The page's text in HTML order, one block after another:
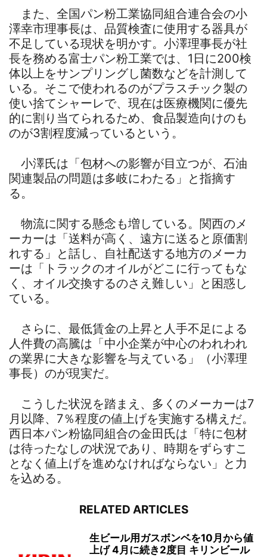
また、全国パン粉工業協同組合連合会の小
澤幸市理事長は、品質検査に使用する器具が
不足している現状を明かす。小澤理事長が社
長を務める富士パン粉工業では、1日に200検
体以上をサンプリングし菌数などを計測して
いる。そこで使われるのがプラスチック製の
使い捨てシャーレで、現在は医療機関に優先
的に割り当てられるため、食品製造向けのも
のが3割程度減っているという。
小澤氏は「包材への影響が目立つが、石油
関連製品の問題は多岐にわたる」と指摘す
る。
物流に関する懸念も増している。関西のメ
ーカーは「送料が高く、遠方に送ると原価割
れする」と話し、自社配送する地方のメーカ
ーは「トラックのオイルがどこに行ってもな
く、オイル交換するのさえ難しい」と困惑し
ている。
さらに、最低賃金の上昇と人手不足による
人件費の高騰は「中小企業が中心のわれわれ
の業界に大きな影響を与えている」（小澤理
事長）のが現実だ。
こうした状況を踏まえ、多くのメーカーは7
月以降、7％程度の値上げを実施する構えだ。
西日本パン粉協同組合の金田氏は「特に包材
は待ったなしの状況であり、時期をずらすこ
となく値上げを進めなければならない」と力
を込める。
RELATED ARTICLES
生ビール用ガスボンベを10月から値
上げ 4月に続き2度目 キリンビール